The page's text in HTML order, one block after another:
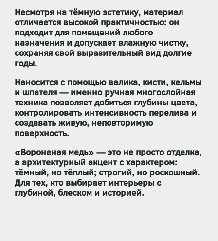
Несмотря на тёмную эстетику, материал
отличается высокой практичностью: он
подходит для помещений любого
назначения и допускает влажную чистку,
сохраняя свой выразительный вид долгие
годы.
Наносится с помощью валика, кисти, кельмы
и шпателя — именно ручная многослойная
техника позволяет добиться глубины цвета,
контролировать интенсивность перелива и
создавать живую, неповторимую
поверхность.
«Вороненая медь» — это не просто отделка,
а архитектурный акцент с характером:
тёмный, но тёплый; строгий, но роскошный.
Для тех, кто выбирает интерьеры с
глубиной, блеском и историей.